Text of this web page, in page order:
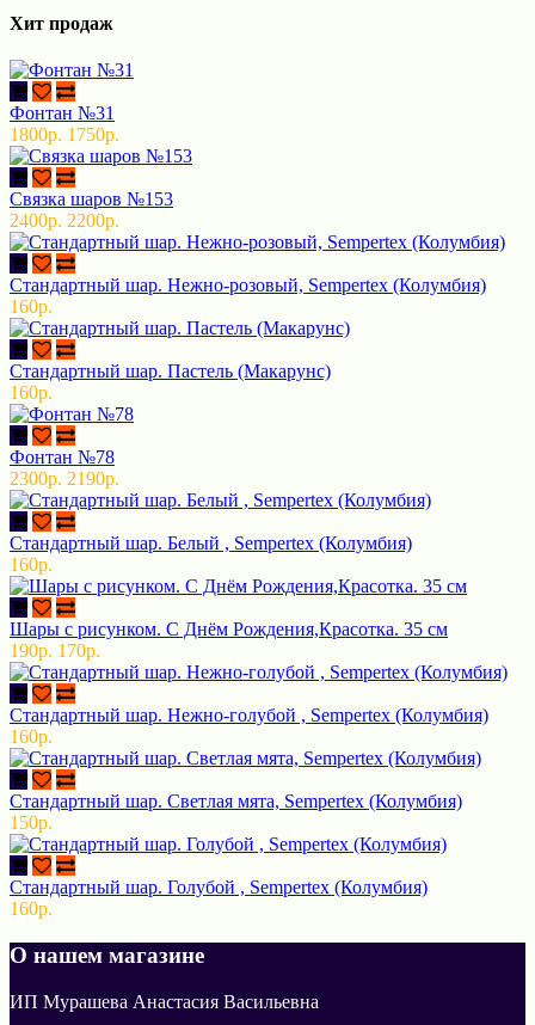
Хит продаж
Фонтан №31
1800р. 1750р.
Связка шаров №153
2400р. 2200р.
Стандартный шар. Нежно-розовый, Sempertex (Колумбия)
160р.
Стандартный шар. Пастель (Макарунс)
160р.
Фонтан №78
2300р. 2190р.
Стандартный шар. Белый , Sempertex (Колумбия)
160р.
Шары с рисунком. С Днём Рождения,Красотка. 35 см
190р. 170р.
Стандартный шар. Нежно-голубой , Sempertex (Колумбия)
160р.
Стандартный шар. Светлая мята, Sempertex (Колумбия)
150р.
Стандартный шар. Голубой , Sempertex (Колумбия)
160р.
О нашем магазине
ИП Мурашева Анастасия Васильевна